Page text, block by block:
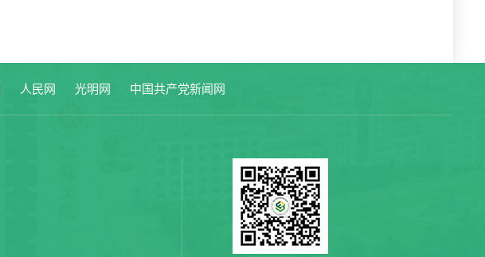
人民网 光明网 中国共产党新闻网